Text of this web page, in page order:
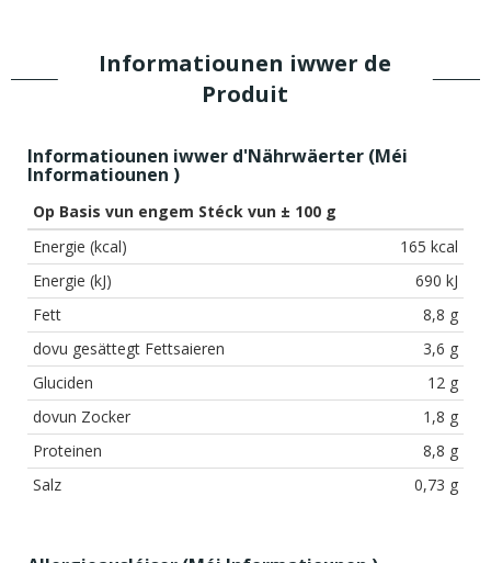
Informatiounen iwwer de
Produit
Informatiounen iwwer d'Nährwäerter (Méi
Informatiounen )
Op Basis vun engem Stéck vun ± 100 g
Energie (kcal)
165 kcal
Energie (kJ)
690 kJ
Fett
8,8 g
dovu gesättegt Fettsaieren
3,6 g
Gluciden
12 g
dovun Zocker
1,8 g
Proteinen
8,8 g
Salz
0,73 g